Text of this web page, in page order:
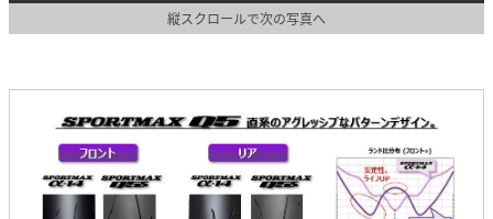
縦スクロールで次の写真へ